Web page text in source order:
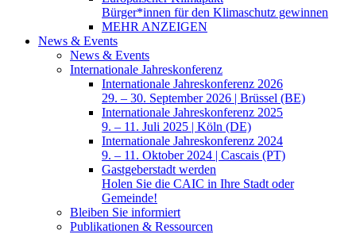
Bürger*innen für den Klimaschutz gewinnen
MEHR ANZEIGEN
News & Events
News & Events
Internationale Jahreskonferenz
Internationale Jahreskonferenz 2026
29. – 30. September 2026 | Brüssel (BE)
Internationale Jahreskonferenz 2025
9. – 11. Juli 2025 | Köln (DE)
Internationale Jahreskonferenz 2024
9. – 11. Oktober 2024 | Cascais (PT)
Gastgeberstadt werden
Holen Sie die CAIC in Ihre Stadt oder
Gemeinde!
Bleiben Sie informiert
Publikationen & Ressourcen